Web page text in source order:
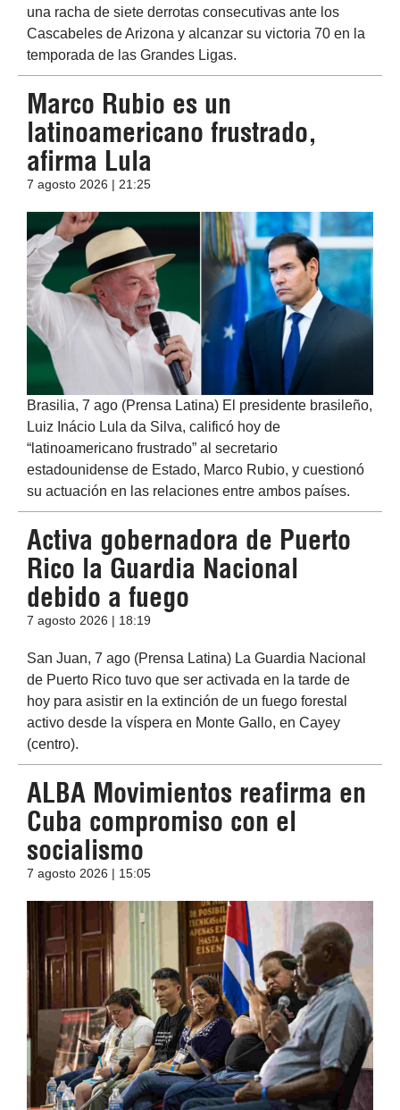
una racha de siete derrotas consecutivas ante los
Cascabeles de Arizona y alcanzar su victoria 70 en la
temporada de las Grandes Ligas.
Marco Rubio es un
latinoamericano frustrado,
afirma Lula
7 agosto 2026 | 21:25
Brasilia, 7 ago (Prensa Latina) El presidente brasileño,
Luiz Inácio Lula da Silva, calificó hoy de
“latinoamericano frustrado” al secretario
estadounidense de Estado, Marco Rubio, y cuestionó
su actuación en las relaciones entre ambos países.
Activa gobernadora de Puerto
Rico la Guardia Nacional
debido a fuego
7 agosto 2026 | 18:19
San Juan, 7 ago (Prensa Latina) La Guardia Nacional
de Puerto Rico tuvo que ser activada en la tarde de
hoy para asistir en la extinción de un fuego forestal
activo desde la víspera en Monte Gallo, en Cayey
(centro).
ALBA Movimientos reafirma en
Cuba compromiso con el
socialismo
7 agosto 2026 | 15:05